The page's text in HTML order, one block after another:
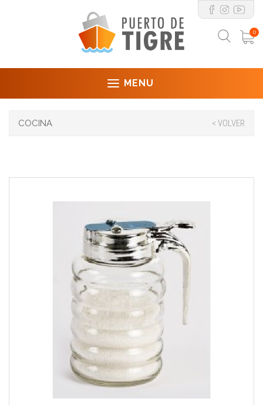
0
MENU
COCINA < VOLVER